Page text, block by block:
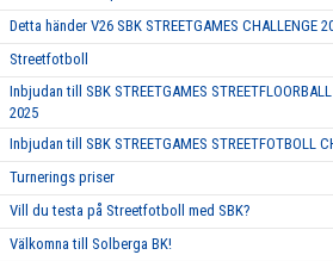
Detta händer V26 SBK STREETGAMES CHALLENGE
Streetfotboll
Inbjudan till SBK STREETGAMES
2025
Inbjudan till SBK STREETGAMES STREETFOTBOLL
Turnerings priser
Vill du testa på Streetfotboll med SBK?
Välkomna till Solberga BK!